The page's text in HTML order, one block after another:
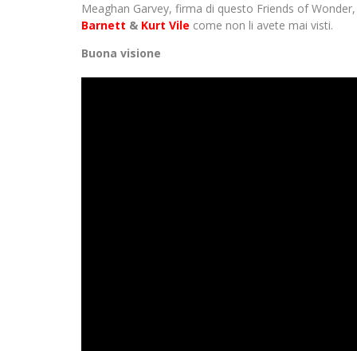
Meaghan Garvey, firma di questo Friends of
Barnett & Kurt Vile come non li avete mai visti.
Buona visione